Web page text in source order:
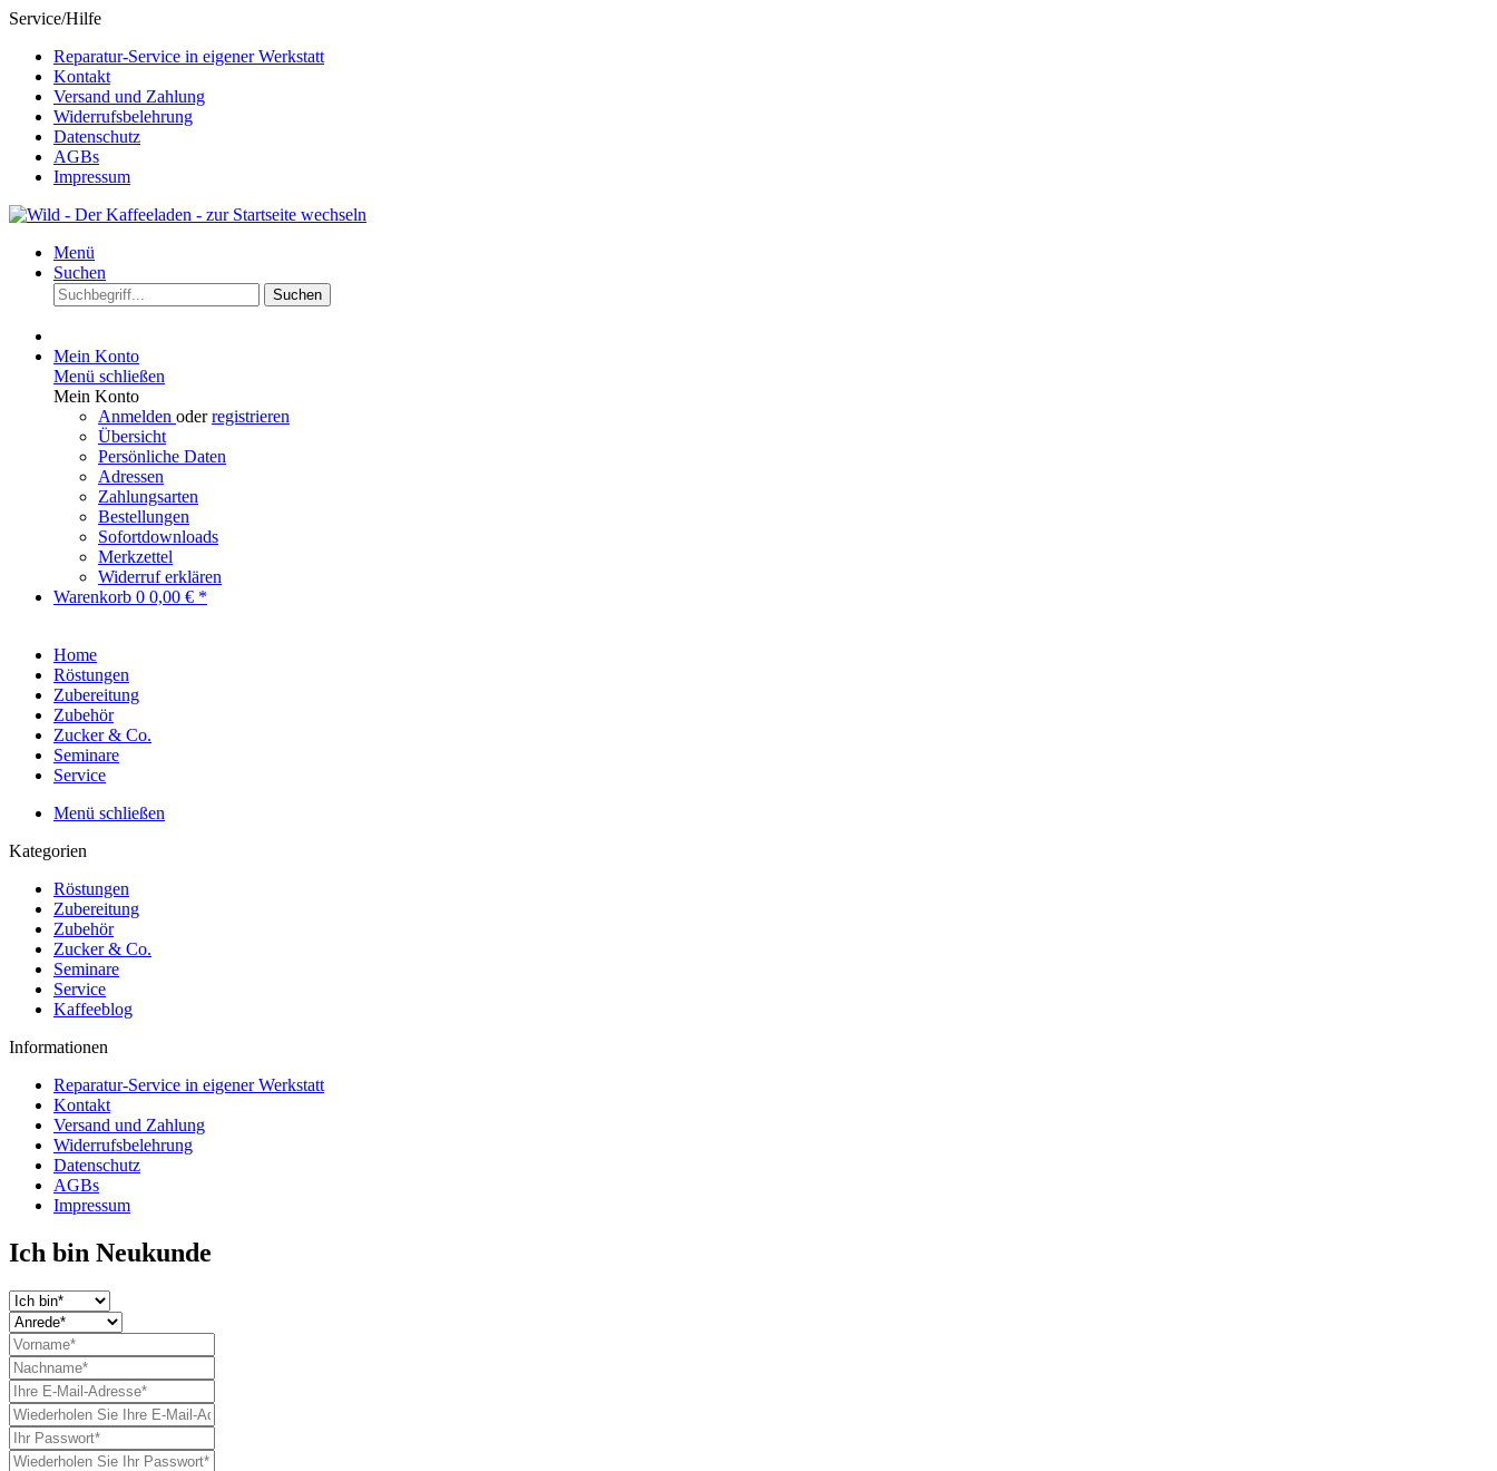
Service/Hilfe
Reparatur-Service in eigener Werkstatt
Kontakt
Versand und Zahlung
Widerrufsbelehrung
Datenschutz
AGBs
Impressum
Menü
Suchen
Suchen
Mein Konto
Menü schließen
Mein Konto
Anmelden oderregistrieren
Übersicht
Persönliche Daten
Adressen
Zahlungsarten
Bestellungen
Sofortdownloads
Merkzettel
Widerruf erklären
Warenkorb 0 0,00 € *
Home
Röstungen
Zubereitung
Zubehör
Zucker & Co.
Seminare
Service
Menü schließen
Kategorien
Röstungen
Zubereitung
Zubehör
Zucker & Co.
Seminare
Service
Kaffeeblog
Informationen
Reparatur-Service in eigener Werkstatt
Kontakt
Versand und Zahlung
Widerrufsbelehrung
Datenschutz
AGBs
Impressum
Ich bin Neukunde